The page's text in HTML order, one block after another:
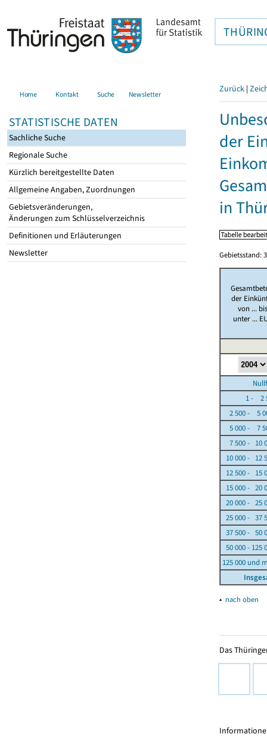
Home Kontakt Suche Newsletter
STATISTISCHE DATEN
Sachliche Suche
Regionale Suche
Kürzlich bereitgestellte Daten
Allgemeine Angaben, Zuordnungen
Gebietsveränderungen,
Änderungen zum Schlüsselverzeichnis
Definitionen und Erläuterungen
Newsletter
Zurück |
der
in
Gebietsstand:
der
von ...
unter ...
1 - 2
2 500 - 5
5 000 - 7
7 500 - 10
10 000 - 12
12 500 - 15
15 000 - 20
20 000 - 25
25 000 - 37
37 500 - 50
50 000 - 125
125 000 und
▴ nach oben
Das